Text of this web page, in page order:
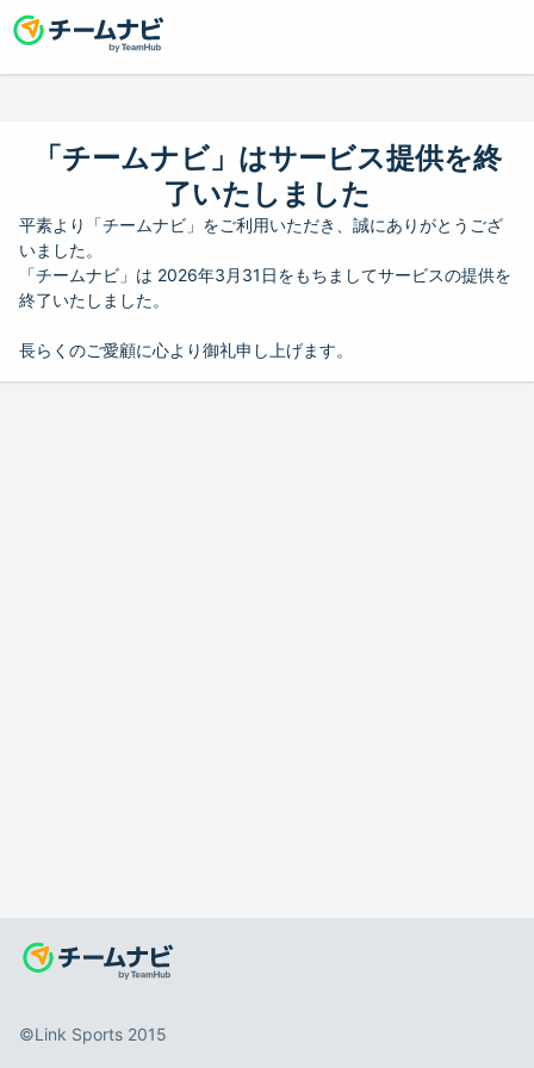
「チームナビ」はサービス提供を終
了いたしました
平素より「チームナビ」をご利用いただき、誠にありがとうござ
いました。
「チームナビ」は 2026年3月31日をもちましてサービスの提供を
終了いたしました。
長らくのご愛顧に心より御礼申し上げます。
©️Link Sports 2015